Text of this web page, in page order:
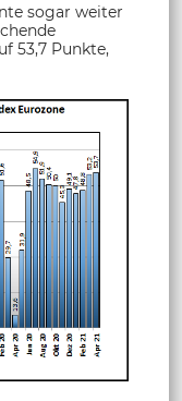
sogar weiter
53,7 Punkte,